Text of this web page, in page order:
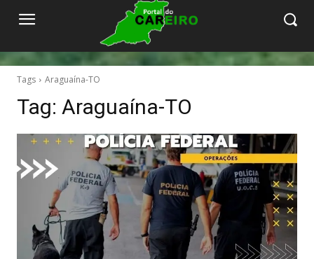
Tags Araguaína-TO
Tag: Araguaína-TO